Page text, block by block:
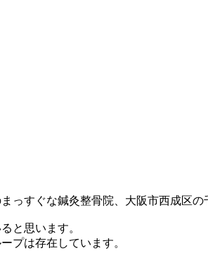
っすぐな鍼灸整骨院、大阪市西成区の
と思います。
プは存在しています。